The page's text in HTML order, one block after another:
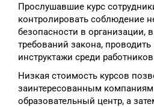
Прослушавшие курс
контролировать соблюдение
безопасности в организации,
требований закона,
инструктажи среди
Низкая стоимость курсов
заинтересованным
образовательный центр, а